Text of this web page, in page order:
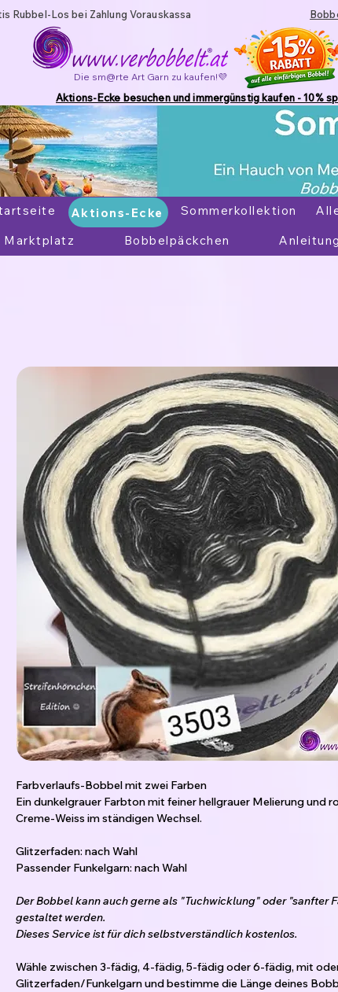
Rubbel-Los bei Zahlung Vorauskassa
Die sm@rte Art Garn zu kaufen!💜
Aktions-Ecke besuchen und immergünstig kaufen - 10%
Aktions-Ecke Sommerkollektion
Marktplatz
Bobbelpäckchen
Aktions-Ecke
Farbverlaufs-Bobbel mit zwei Farben
Ein dunkelgrauer Farbton mit feiner hellgrauer Melierung und
Creme-Weiss im ständigen Wechsel.
Glitzerfaden: nach Wahl
Passender Funkelgarn: nach Wahl
Der Bobbel kann auch gerne als "Tuchwicklung" oder "sanfter
gestaltet werden.
Dieses Service ist für dich selbstverständlich kostenlos.
Wähle zwischen 3-fädig, 4-fädig, 5-fädig oder 6-fädig, mit
Glitzerfaden/Funkelgarn und bestimme die Länge deines